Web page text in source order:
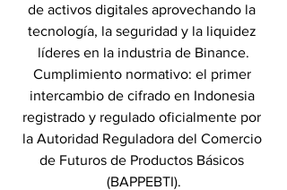
de activos digitales aprovechando la
tecnología, la seguridad y la liquidez
líderes en la industria de Binance.
Cumplimiento normativo: el primer
intercambio de cifrado en Indonesia
registrado y regulado oficialmente por
la Autoridad Reguladora del Comercio
de Futuros de Productos Básicos
(BAPPEBTI).